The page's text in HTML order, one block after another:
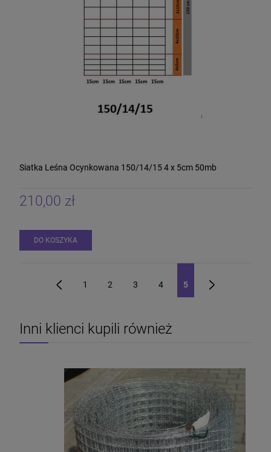
Siatka Leśna Ocynkowana 150/14/15 4 x 5cm 50mb
210,00 zł
DO KOSZYKA
1 2 3 4 5
Inni klienci kupili również